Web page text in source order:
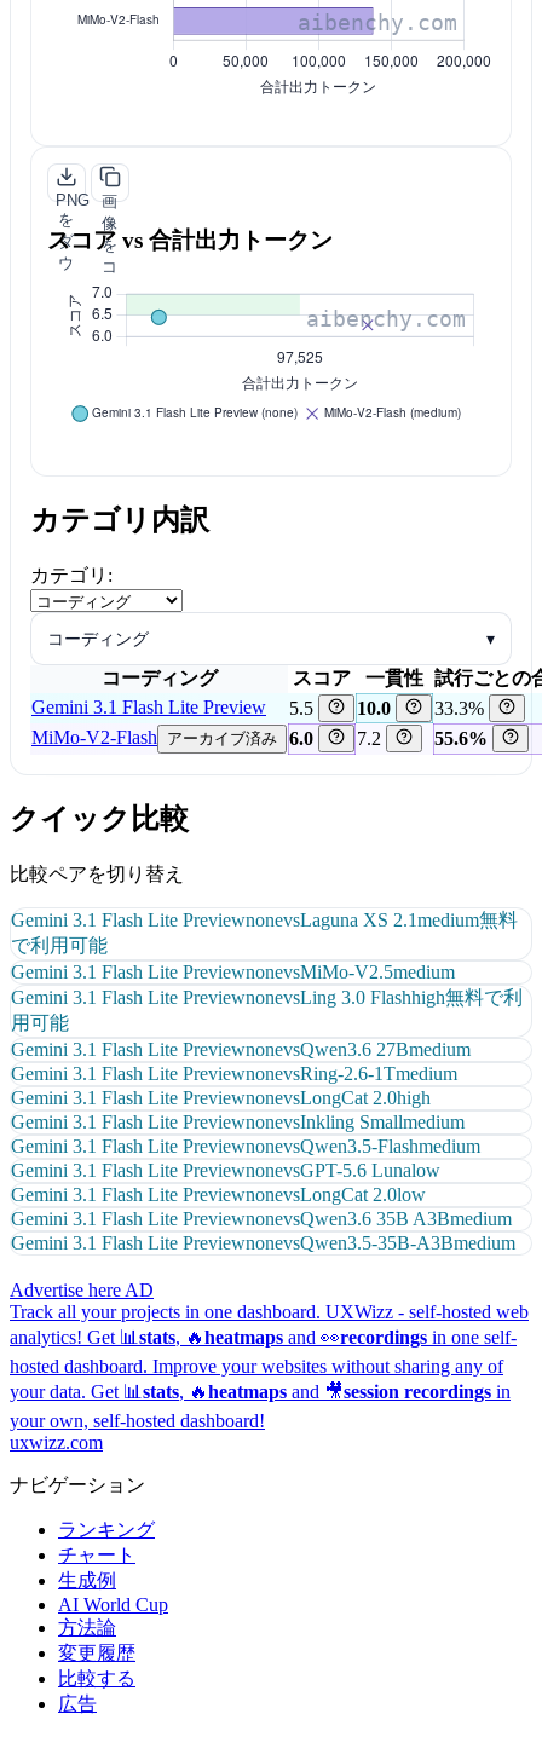
PNG
を
ダ
ウ
ロ
ー
画
像
を
コ
ピ
ー
スコア vs 合計出力トークン
カテゴリ内訳
カテゴリ:
コーディング ▾
コーディング スコア 一貫性 試行ごとの
Gemini 3.1 Flash Lite Preview
5.5 10.0
33.3%
MiMo-V2-Flash
アーカイブ済み 6.0 7.2 55.6%
クイック比較
比較ペアを切り替え
Gemini 3.1 Flash Lite PreviewnonevsLaguna XS 2.1medium無料
で利用可能
Gemini 3.1 Flash Lite PreviewnonevsMiMo-V2.5medium
Gemini 3.1 Flash Lite PreviewnonevsLing 3.0 Flashhigh無料で利
用可能
Gemini 3.1 Flash Lite PreviewnonevsQwen3.6 27Bmedium
Gemini 3.1 Flash Lite PreviewnonevsRing-2.6-1Tmedium
Gemini 3.1 Flash Lite PreviewnonevsLongCat 2.0high
Gemini 3.1 Flash Lite PreviewnonevsInkling Smallmedium
Gemini 3.1 Flash Lite PreviewnonevsQwen3.5-Flashmedium
Gemini 3.1 Flash Lite PreviewnonevsGPT-5.6 Lunalow
Gemini 3.1 Flash Lite PreviewnonevsLongCat 2.0low
Gemini 3.1 Flash Lite PreviewnonevsQwen3.6 35B A3Bmedium
Gemini 3.1 Flash Lite PreviewnonevsQwen3.5-35B-A3Bmedium
Advertise here AD
Track all your projects in one dashboard. UXWizz - self-hosted web
analytics! Get 📊 stats, 🔥heatmaps and 👀recordings in one self-
hosted dashboard. Improve your websites without sharing any of
your data. Get 📊 stats, 🔥heatmaps and 🎥session recordings in
your own, self-hosted dashboard!
uxwizz.com
ナビゲーション
ランキング
チャート
生成例
AI World Cup
方法論
変更履歴
比較する
広告